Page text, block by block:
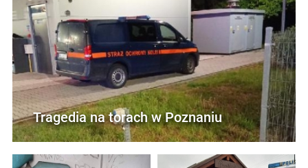
Tragedia na torach w Poznaniu